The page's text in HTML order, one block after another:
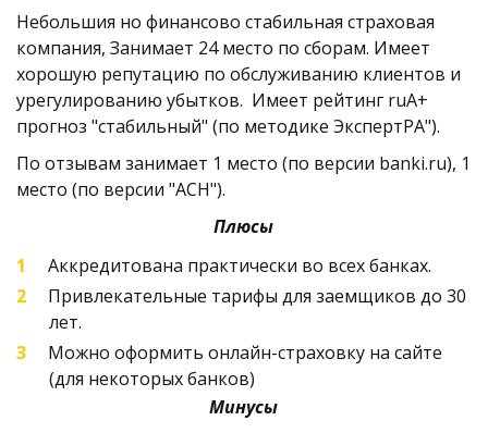
Небольшия но финансово стабильная страховая
компания, Занимает 24 место по сборам. Имеет
хорошую репутацию по обслуживанию клиентов и
урегулированию убытков.  Имеет рейтинг ruA+
прогноз "стабильный" (по методике ЭкспертРА").
По отзывам занимает 1 место (по версии banki.ru), 1
место (по версии "АСН").
Плюсы
Аккредитована практически во всех банках.
Привлекательные тарифы для заемщиков до 30
лет.
Можно оформить онлайн-страховку на сайте
(для некоторых банков)
Минусы